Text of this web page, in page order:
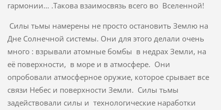
гармонии… .Такова взаимосвязь всего во Вселенной!
Силы тьмы намерены не просто остановить Землю на
Дне Солнечной системы. Они для этого делали очень
много : взрывали атомные бомбы в недрах Земли, на
её поверхности, в море и в атмосфере. Они
опробовали атмосферное оружие, которое срывает все
связи Небес и поверхности Земли. Силы тьмы
задействовали силы и технологические наработки